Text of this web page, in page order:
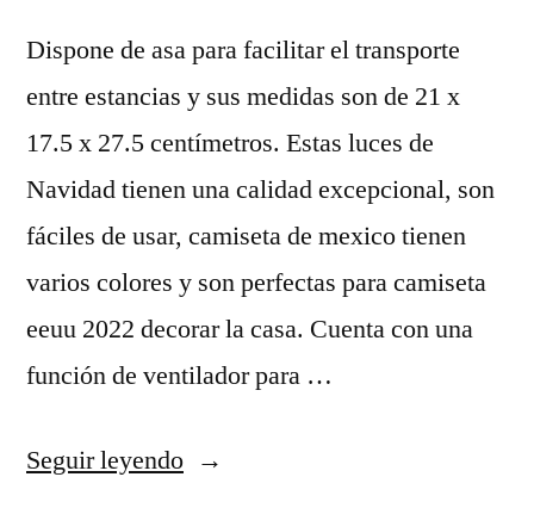
Dispone de asa para facilitar el transporte
entre estancias y sus medidas son de 21 x
17.5 x 27.5 centímetros. Estas luces de
Navidad tienen una calidad excepcional, son
fáciles de usar, camiseta de mexico tienen
varios colores y son perfectas para camiseta
eeuu 2022 decorar la casa. Cuenta con una
función de ventilador para …
Seguir leyendo«comprar